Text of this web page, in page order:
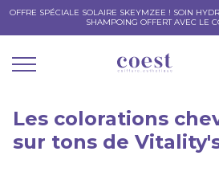
OFFRE SPÉCIALE SOLAIRE SKEYMZEE ! SOIN
SHAMPOING OFFERT AVEC LE
Les colorations
sur tons de